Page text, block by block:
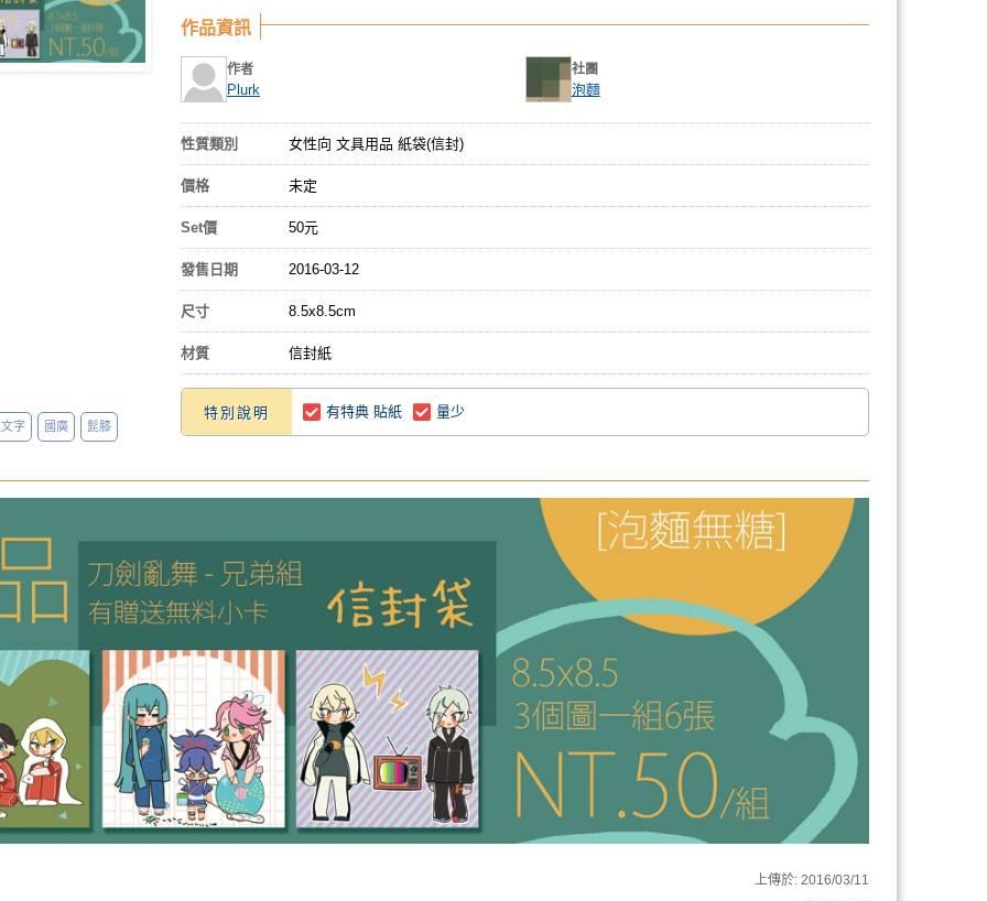
字 國廣 髭膝
作品資訊
作者
Plurk
社團
泡麵
性質類別 女性向 文具用品 紙袋(信封)
價格 未定
Set價 50元
發售日期 2016-03-12
尺寸 8.5x8.5cm
材質 信封紙
特別說明 有特典 貼紙 量少
上傳於: 2016/03/11